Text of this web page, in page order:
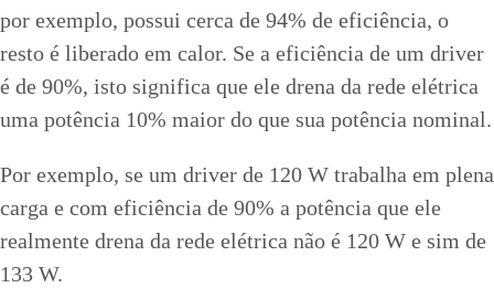
por exemplo, possui cerca de 94% de eficiência, o
resto é liberado em calor. Se a eficiência de um driver
é de 90%, isto significa que ele drena da rede elétrica
uma potência 10% maior do que sua potência nominal.
Por exemplo, se um driver de 120 W trabalha em plena
carga e com eficiência de 90% a potência que ele
realmente drena da rede elétrica não é 120 W e sim de
133 W.